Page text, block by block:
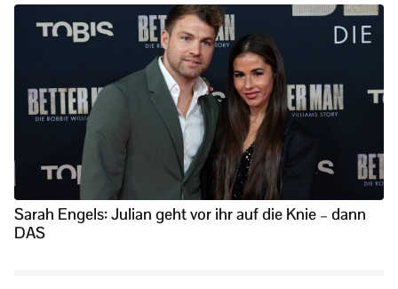
Sarah Engels: Julian geht vor ihr auf die Knie – dann
DAS